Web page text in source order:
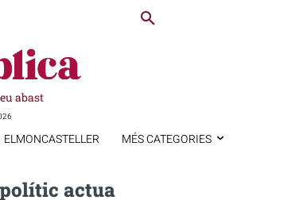
abast
ELMONCASTELLER MÉS CATEGORIES
actua